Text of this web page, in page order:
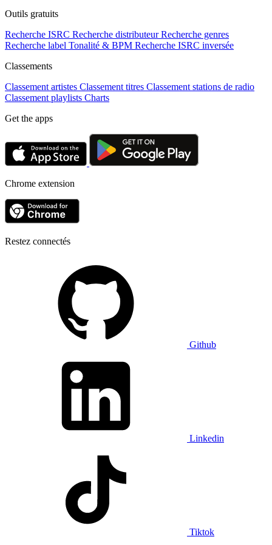
Outils gratuits
Recherche ISRC Recherche distributeur Recherche genres
Recherche label Tonalité & BPM Recherche ISRC inversée
Classements
Classement artistes Classement titres Classement stations de radio
Classement playlists Charts
Get the apps
Chrome extension
Restez connectés
Github
Linkedin
Tiktok